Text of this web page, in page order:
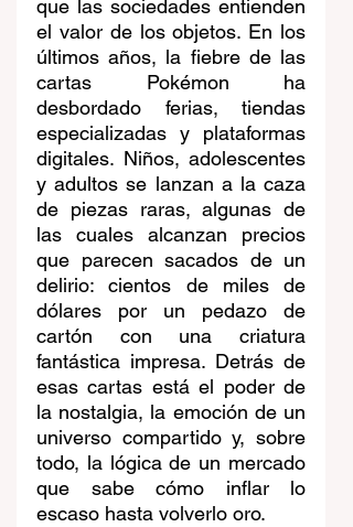
que las sociedades entienden
el valor de los objetos. En los
últimos años, la fiebre de las
cartas Pokémon ha
desbordado ferias, tiendas
especializadas y plataformas
digitales. Niños, adolescentes
y adultos se lanzan a la caza
de piezas raras, algunas de
las cuales alcanzan precios
que parecen sacados de un
delirio: cientos de miles de
dólares por un pedazo de
cartón con una criatura
fantástica impresa. Detrás de
esas cartas está el poder de
la nostalgia, la emoción de un
universo compartido y, sobre
todo, la lógica de un mercado
que sabe cómo inflar lo
escaso hasta volverlo oro.